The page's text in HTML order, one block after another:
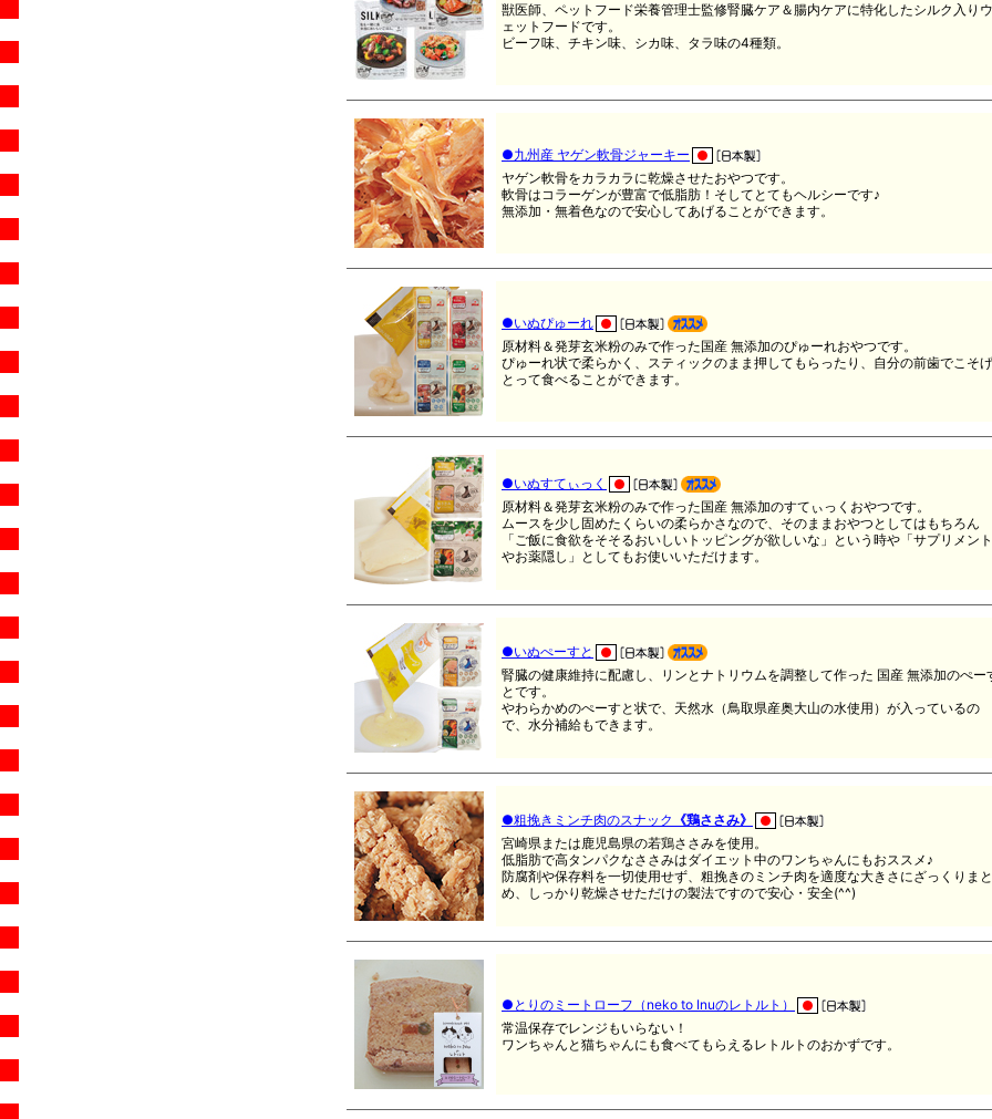
獣医師、ペットフード栄養管理士監修腎臓ケア＆腸内ケアに特化したシルク入りウ
ェットフードです。
ビーフ味、チキン味、シカ味、タラ味の4種類。
●九州産 ヤゲン軟骨ジャーキー
ヤゲン軟骨をカラカラに乾燥させたおやつです。
軟骨はコラーゲンが豊富で低脂肪！そしてとてもヘルシーです♪
無添加・無着色なので安心してあげることができます。
●いぬぴゅーれ
原材料＆発芽玄米粉のみで作った国産 無添加のぴゅーれおやつです。
ぴゅーれ状で柔らかく、スティックのまま押してもらったり、自分の前歯でこそげ
とって食べることができます。
●いぬすてぃっく
原材料＆発芽玄米粉のみで作った国産 無添加のすてぃっくおやつです。
ムースを少し固めたくらいの柔らかさなので、そのままおやつとしてはもちろん
「ご飯に食欲をそそるおいしいトッピングが欲しいな」という時や「サプリメント
やお薬隠し」としてもお使いいただけます。
●いぬぺーすと
腎臓の健康維持に配慮し、リンとナトリウムを調整して作った 国産 無添加のぺー
とです。
やわらかめのぺーすと状で、天然水（鳥取県産奥大山の水使用）が入っているの
で、水分補給もできます。
●粗挽きミンチ肉のスナック 《鶏ささみ》
宮崎県または鹿児島県の若鶏ささみを使用。
低脂肪で高タンパクなささみはダイエット中のワンちゃんにもおススメ♪
防腐剤や保存料を一切使用せず、粗挽きのミンチ肉を適度な大きさにざっくりまと
め、しっかり乾燥させただけの製法ですので安心・安全(^^)
●とりのミートローフ（neko to Inuのレトルト）
常温保存でレンジもいらない！
ワンちゃんと猫ちゃんにも食べてもらえるレトルトのおかずです。